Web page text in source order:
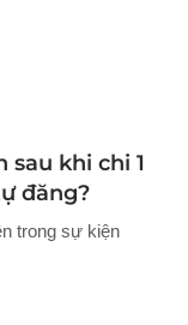
sau khi chi 1
đăng?
trong sự kiện